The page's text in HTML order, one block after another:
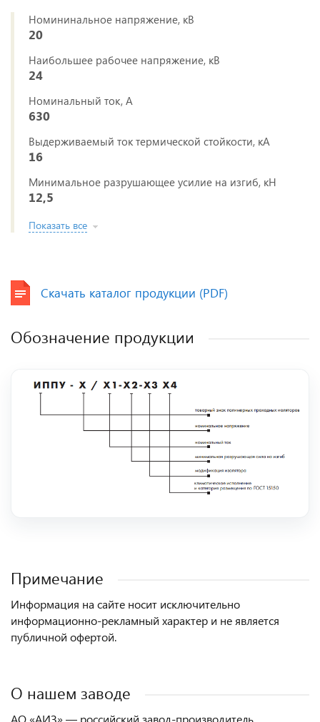
Номининальное напряжение, кВ
20
Наибольшее рабочее напряжение, кВ
24
Номинальный ток, А
630
Выдерживаемый ток термической стойкости, кА
16
Минимальное разрушающее усилие на изгиб, кН
12,5
Показать все
Скачать каталог продукции (PDF)
Обозначение продукции
Примечание
Информация на сайте носит исключительно
информационно-рекламный характер и не является
публичной офертой.
О нашем заводе
АО «АИЗ» — российский завод-производитель